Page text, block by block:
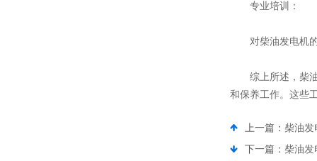
专业培训：
对柴油发电机的
综上所述，柴油
和保养工作。这些
上一篇： 柴油发
下一篇： 柴油发